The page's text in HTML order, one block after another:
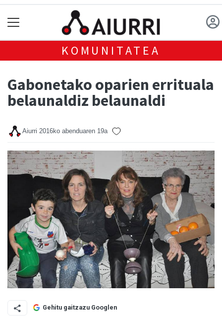
KOMUNITATEA
Gabonetako oparien errituala
belaunaldiz belaunaldi
Aiurri 2016ko abenduaren 19a
Gehitu gaitzazu Googlen